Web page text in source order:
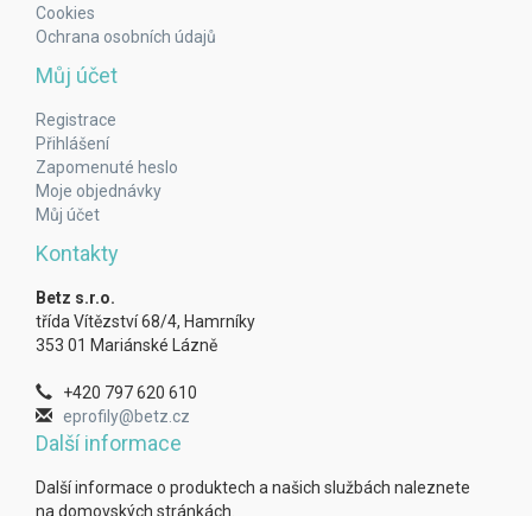
Cookies
Ochrana osobních údajů
Můj účet
Registrace
Přihlášení
Zapomenuté heslo
Moje objednávky
Můj účet
Kontakty
Betz s.r.o.
třída Vítězství 68/4, Hamrníky
353 01 Mariánské Lázně
+420 797 620 610
eprofily@betz.cz
Další informace
Další informace o produktech a našich službách naleznete
na domovských stránkách.